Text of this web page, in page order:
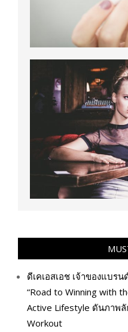
ดีเคเอสเอช เจ้าของแบร
“Road to Winning with
Active Lifestyle ดันภาพ
Workout